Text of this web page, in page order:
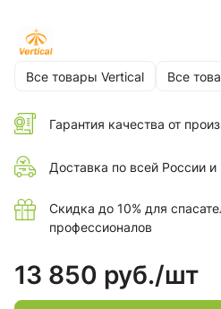
Все товары Vertical Все
Гарантия качества от
Доставка по всей России
Скидка до 10% для
профессионалов
13 850 руб./шт